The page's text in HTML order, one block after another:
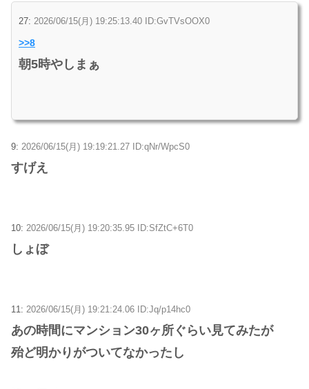
27: 2026/06/15(月) 19:25:13.40 ID:GvTVsOOX0
>>8
朝5時やしまぁ
9: 2026/06/15(月) 19:19:21.27 ID:qNr/WpcS0
すげえ
10: 2026/06/15(月) 19:20:35.95 ID:SfZtC+6T0
しょぼ
11: 2026/06/15(月) 19:21:24.06 ID:Jq/p14hc0
あの時間にマンション30ヶ所ぐらい見てみたが
殆ど明かりがついてなかったし